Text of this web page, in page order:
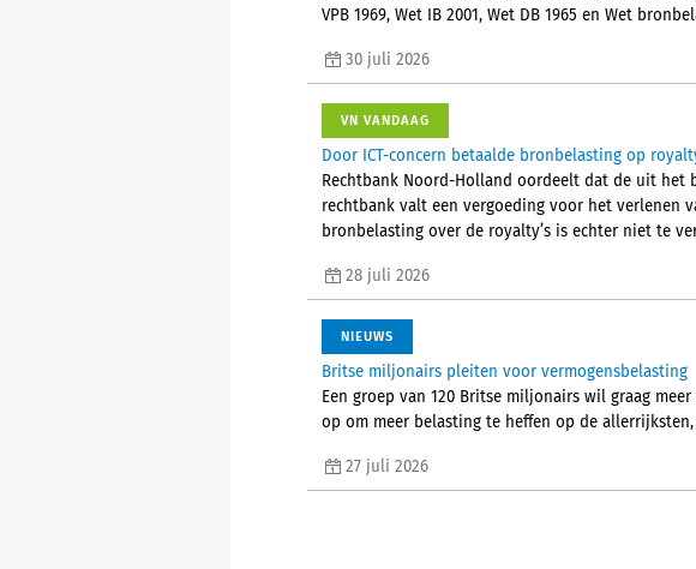
VPB 1969, Wet IB 2001, Wet DB 1965 en Wet
30 juli 2026
VN VANDAAG
Door ICT-concern betaalde bronbelasting op
Rechtbank Noord-Holland oordeelt dat de uit het
rechtbank valt een vergoeding voor het verlenen
bronbelasting over de royalty’s is echter niet te
28 juli 2026
NIEUWS
Britse miljonairs pleiten voor vermogensbelasting
Een groep van 120 Britse miljonairs wil graag
op om meer belasting te heffen op de
27 juli 2026